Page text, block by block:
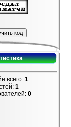
всего: 1
1
0